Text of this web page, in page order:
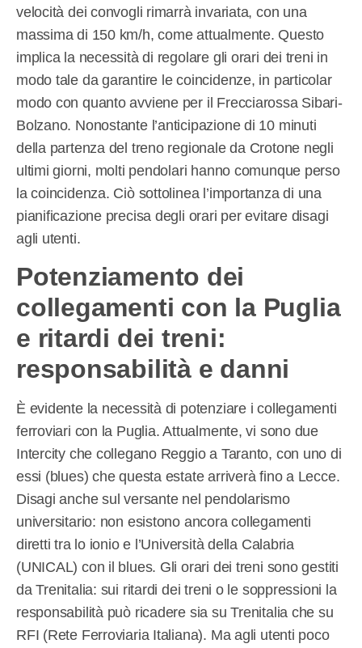
velocità dei convogli rimarrà invariata, con una
massima di 150 km/h, come attualmente. Questo
implica la necessità di regolare gli orari dei treni in
modo tale da garantire le coincidenze, in particolar
modo con quanto avviene per il Frecciarossa Sibari-
Bolzano. Nonostante l’anticipazione di 10 minuti
della partenza del treno regionale da Crotone negli
ultimi giorni, molti pendolari hanno comunque perso
la coincidenza. Ciò sottolinea l’importanza di una
pianificazione precisa degli orari per evitare disagi
agli utenti.
Potenziamento dei
collegamenti con la Puglia
e ritardi dei treni:
responsabilità e danni
È evidente la necessità di potenziare i collegamenti
ferroviari con la Puglia. Attualmente, vi sono due
Intercity che collegano Reggio a Taranto, con uno di
essi (blues) che questa estate arriverà fino a Lecce.
Disagi anche sul versante nel pendolarismo
universitario: non esistono ancora collegamenti
diretti tra lo ionio e l’Università della Calabria
(UNICAL) con il blues. Gli orari dei treni sono gestiti
da Trenitalia: sui ritardi dei treni o le soppressioni la
responsabilità può ricadere sia su Trenitalia che su
RFI (Rete Ferroviaria Italiana). Ma agli utenti poco